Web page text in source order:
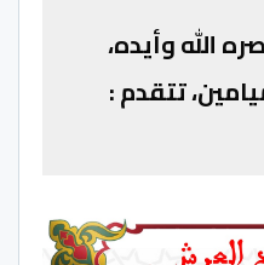
الله وأيده،
تتقدم :